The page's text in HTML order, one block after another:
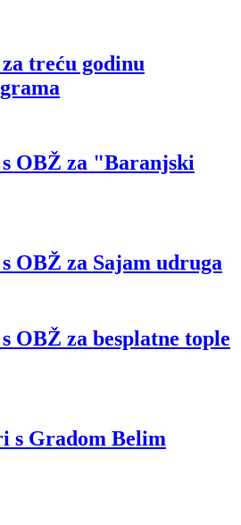
treću godinu
OBŽ za "Baranjski
OBŽ za Sajam udruga
OBŽ za besplatne tople
s Gradom Belim